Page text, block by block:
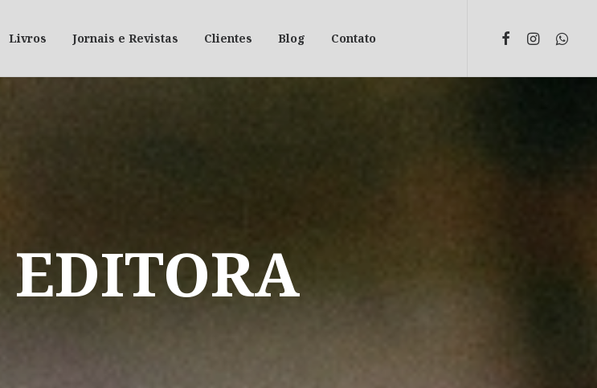
Livros Jornais e Revistas Clientes Blog Contato
EDITORA